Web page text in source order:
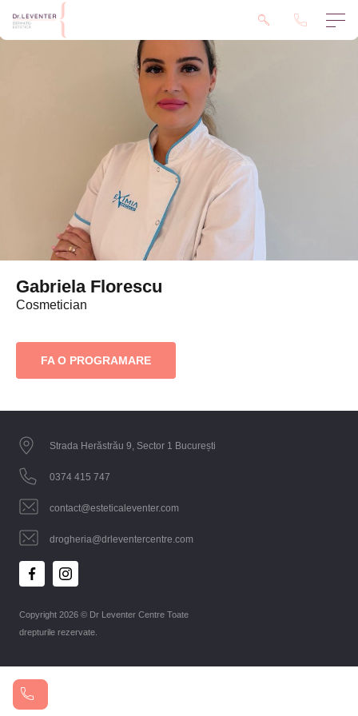
Gabriela Florescu
Cosmetician
FA O PROGRAMARE
Strada Herăstrău 9, Sector 1 București
0374 415 747
contact@esteticaleventer.com
drogheria@drleventercentre.com
Copyright 2026 © Dr Leventer Centre Toate
drepturile rezervate.